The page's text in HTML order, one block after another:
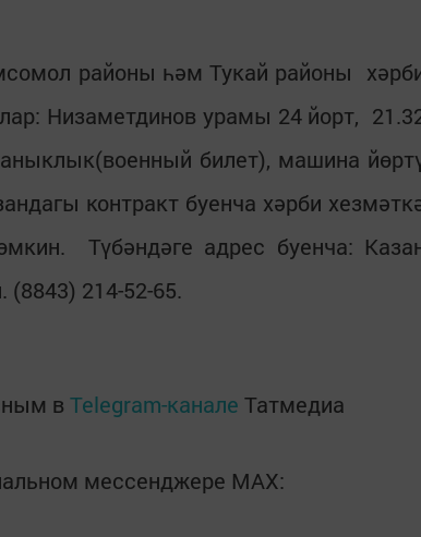
районы һәм Тукай районы
Низаметдинов урамы 24 йорт,
билет), машина
контракт буенча хәрби
Түбәндәге адрес буенча:
214-52-65.
в Telegram-канале Татмедиа
мессенджере MАХ: